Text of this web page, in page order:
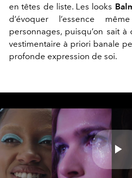
en têtes de liste. Les looks
d’évoquer l’essence
personnages, puisqu’on sait
vestimentaire à priori banale
profonde expression de soi.